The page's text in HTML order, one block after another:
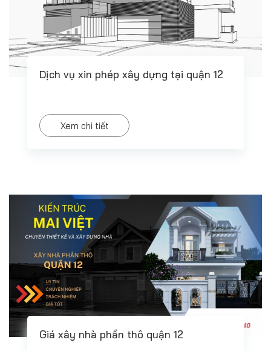
Dịch vụ xin phép xây dựng tại quận 12
Xem chi tiết
Giá xây nhà phần thô quận 12